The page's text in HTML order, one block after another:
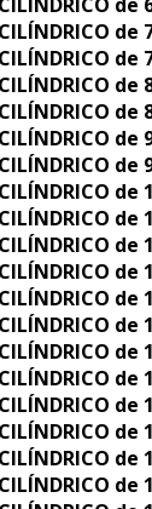
CILÍNDRICO
CILÍNDRICO
CILÍNDRICO
CILÍNDRICO
CILÍNDRICO
CILÍNDRICO
CILÍNDRICO
CILÍNDRICO
CILÍNDRICO
CILÍNDRICO
CILÍNDRICO
CILÍNDRICO
CILÍNDRICO
CILÍNDRICO
CILÍNDRICO
CILÍNDRICO
CILÍNDRICO
CILÍNDRICO